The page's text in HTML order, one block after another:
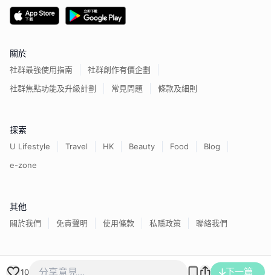
10 下一篇
關於
社群最強使用指南
社群創作有價企劃
社群焦點功能及升級計劃
常見問題 條款及細則
探索
U Lifestyle Travel HK Beauty Food
Blog
e-zone
其他
關於我們 免責聲明 使用條款 私隱政策 聯絡我們
香港經濟日報版權所有©